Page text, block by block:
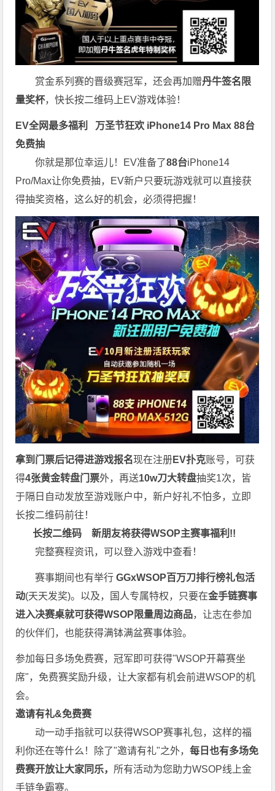
赏金系列赛的晋级赛冠军，还会再加赠丹牛签名限
量奖杯，快长按二维码上EV游戏体验！
EV全网最多福利 万圣节狂欢 iPhone14 Pro Max 88台
免费抽
你就是那位幸运儿！EV准备了88台iPhone14
Pro/Max让你免费抽，EV新户只要玩游戏就可以直接获
得抽奖资格，这么好的机会，必须得把握！
拿到门票后记得进游戏报名现在注册EV扑克账号，可获
得4张黄金转盘门票外，再送10w刀大转盘抽奖1次，皆
于隔日自动发放至游戏账户中，新户好礼不怕多，立即
长按二维码前往！
长按二维码新朋友将获得WSOP主赛事福利!!
完整赛程资讯，可以登入游戏中查看！
赛事期间也有举行 GGxWSOP百万刀排行榜礼包活
动(天天发奖)。以及，国人专属特权，只要在金手链赛事
进入决赛桌就可获得WSOP限量周边商品，让志在参加
的伙伴们，也能获得满钵满盆赛事体验。
参加每日多场免费赛，冠军即可获得"WSOP开幕赛坐
席"， 免费赛奖励升级，让大家都有机会前进WSOP的机
会。
邀请有礼&免费赛
动一动手指就可以获得WSOP赛事礼包，这样的福
利你还在等什么！除了"邀请有礼"之外，每 日也有多场免
费赛开放让大家同乐， 所有活动为您助力WSOP线上金
手链争霸赛。